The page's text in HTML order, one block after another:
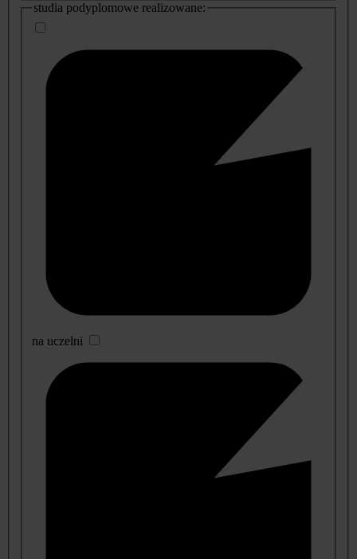
studia podyplomowe realizowane:
na uczelni